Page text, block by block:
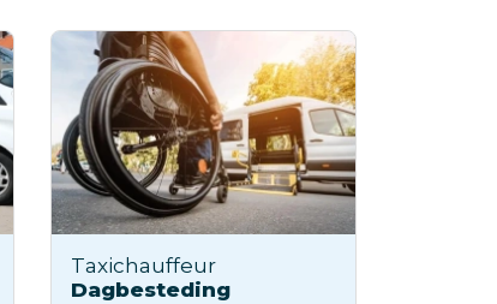
Taxichauffeur
Dagbesteding